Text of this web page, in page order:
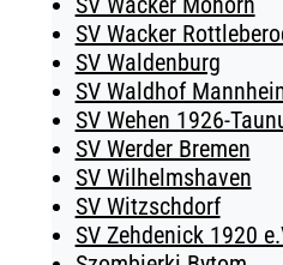
SV Wacker
SV Waldenburg
SV Waldhof
SV Wehen 1926-
SV Werder Bremen
SV Wilhelmshaven
SV Witzschdorf
SV Zehdenick 1920